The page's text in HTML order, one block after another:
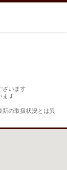
ざいます
ます
新の取扱状況とは異